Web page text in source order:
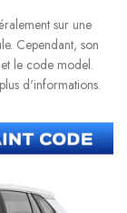
sur une
Cependant, son
le code model.
d'informations.